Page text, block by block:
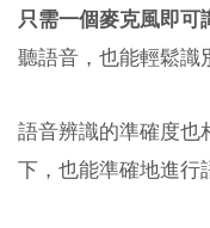
只需一個麥克風即可
聽語音，也能輕鬆識
語音辨識的準確度也
下，也能準確地進行